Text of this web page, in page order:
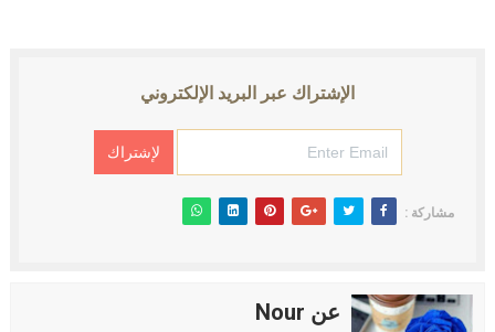
الإشتراك عبر البريد الإلكتروني
مشاركة :
عن Nour